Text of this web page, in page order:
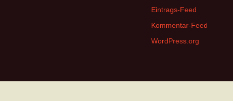
Eintrags-Feed
Kommentar-Feed
WordPress.org